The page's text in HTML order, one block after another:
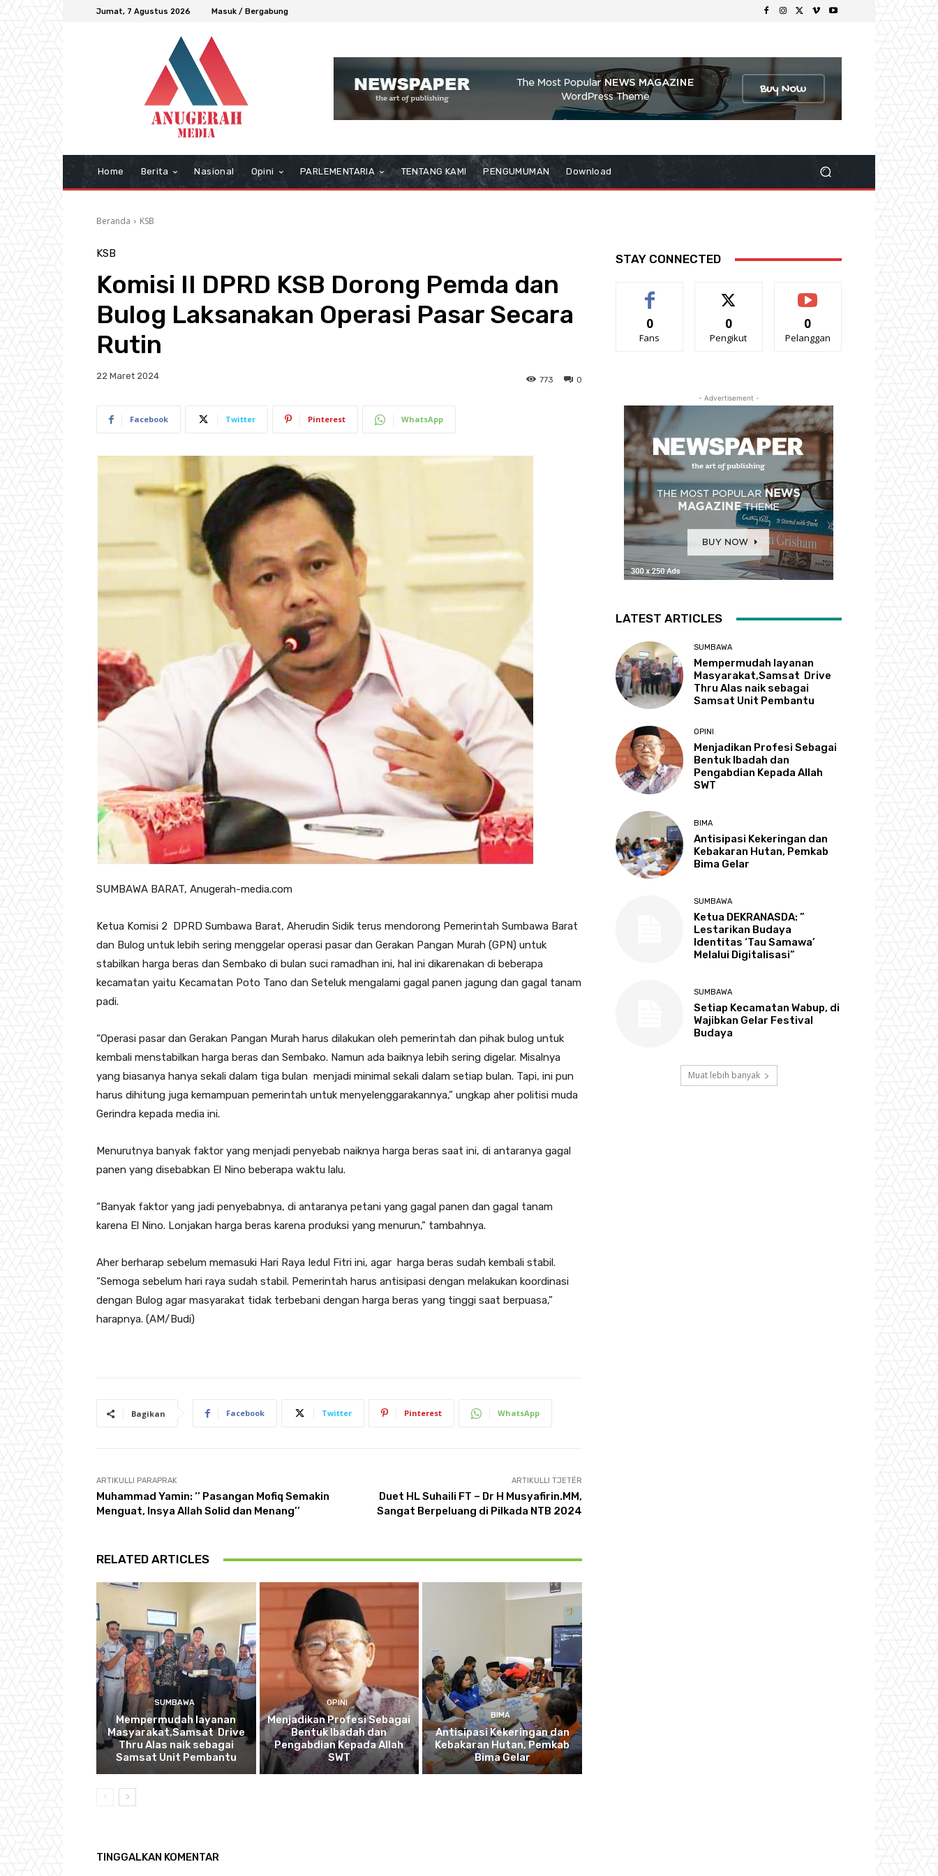
Jumat, 7 Agustus 2026 Masuk / Bergabung
Home Berita Nasional Opini PARLEMENTARIA TENTANG KAMI PENGUMUMAN Download
Beranda KSB
KSB
Komisi II DPRD KSB Dorong Pemda dan
Bulog Laksanakan Operasi Pasar Secara
Rutin
22 Maret 2024 0
773
Facebook Twitter Pinterest WhatsApp
SUMBAWA BARAT, Anugerah-media.com
Ketua Komisi 2 DPRD Sumbawa Barat, Aherudin Sidik terus mendorong Pemerintah Sumbawa Barat
dan Bulog untuk lebih sering menggelar operasi pasar dan Gerakan Pangan Murah (GPN) untuk
stabilkan harga beras dan Sembako di bulan suci ramadhan ini, hal ini dikarenakan di beberapa
kecamatan yaitu Kecamatan Poto Tano dan Seteluk mengalami gagal panen jagung dan gagal tanam
padi.
“Operasi pasar dan Gerakan Pangan Murah harus dilakukan oleh pemerintah dan pihak bulog untuk
kembali menstabilkan harga beras dan Sembako. Namun ada baiknya lebih sering digelar. Misalnya
yang biasanya hanya sekali dalam tiga bulan menjadi minimal sekali dalam setiap bulan. Tapi, ini pun
harus dihitung juga kemampuan pemerintah untuk menyelenggarakannya,” ungkap aher politisi muda
Gerindra kepada media ini.
Menurutnya banyak faktor yang menjadi penyebab naiknya harga beras saat ini, di antaranya gagal
panen yang disebabkan El Nino beberapa waktu lalu.
“Banyak faktor yang jadi penyebabnya, di antaranya petani yang gagal panen dan gagal tanam
karena El Nino. Lonjakan harga beras karena produksi yang menurun,” tambahnya.
Aher berharap sebelum memasuki Hari Raya Iedul Fitri ini, agar harga beras sudah kembali stabil.
“Semoga sebelum hari raya sudah stabil. Pemerintah harus antisipasi dengan melakukan koordinasi
dengan Bulog agar masyarakat tidak terbebani dengan harga beras yang tinggi saat berpuasa,”
harapnya. (AM/Budi)
Bagikan Facebook Twitter Pinterest WhatsApp
ARTIKULLI PARAPRAK
Muhammad Yamin: ‘’ Pasangan Mofiq Semakin
Menguat, Insya Allah Solid dan Menang’’
ARTIKULLI TJETËR
Duet HL Suhaili FT – Dr H Musyafirin.MM,
Sangat Berpeluang di Pilkada NTB 2024
RELATED ARTICLES
SUMBAWA
Mempermudah layanan
Masyarakat,Samsat Drive
Thru Alas naik sebagai
Samsat Unit Pembantu
OPINI
Menjadikan Profesi Sebagai
Bentuk Ibadah dan
Pengabdian Kepada Allah
SWT
BIMA
Antisipasi Kekeringan dan
Kebakaran Hutan, Pemkab
Bima Gelar
TINGGALKAN KOMENTAR
STAY CONNECTED
0
Fans
0
Pengikut
0
Pelanggan
- Advertisement -
LATEST ARTICLES
SUMBAWA
Mempermudah layanan
Masyarakat,Samsat Drive
Thru Alas naik sebagai
Samsat Unit Pembantu
OPINI
Menjadikan Profesi Sebagai
Bentuk Ibadah dan
Pengabdian Kepada Allah
SWT
BIMA
Antisipasi Kekeringan dan
Kebakaran Hutan, Pemkab
Bima Gelar
SUMBAWA
Ketua DEKRANASDA: ”
Lestarikan Budaya
Identitas ‘Tau Samawa’
Melalui Digitalisasi”
SUMBAWA
Setiap Kecamatan Wabup, di
Wajibkan Gelar Festival
Budaya
Muat lebih banyak